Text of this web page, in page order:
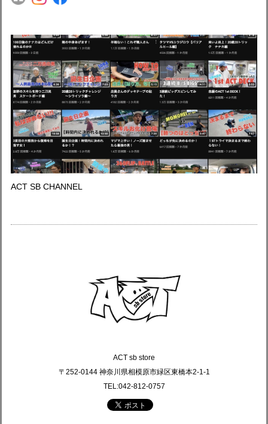
ACT SB CHANNEL
ACT sb store
〒252-0144 神奈川県相模原市緑区東橋本2-1-1
TEL:042-812-0757